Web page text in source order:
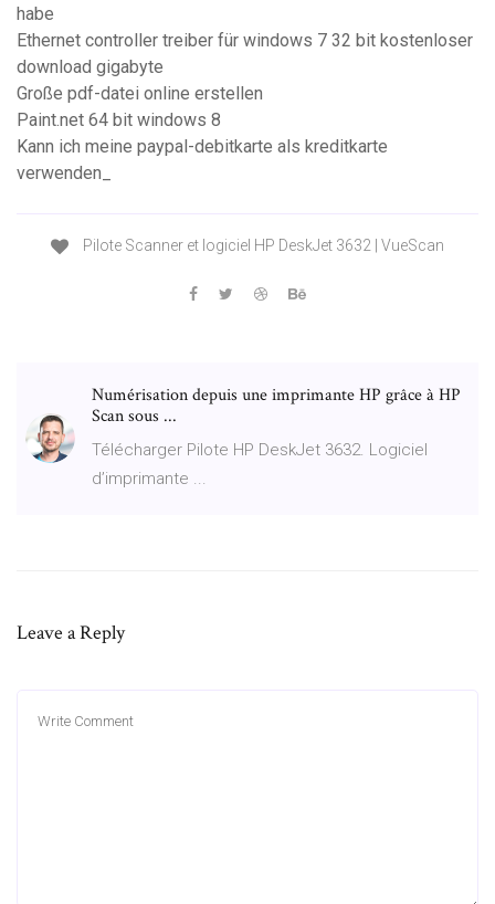
habe
Ethernet controller treiber für windows 7 32 bit kostenloser
download gigabyte
Große pdf-datei online erstellen
Paint.net 64 bit windows 8
Kann ich meine paypal-debitkarte als kreditkarte
verwenden_
Pilote Scanner et logiciel HP DeskJet 3632 | VueScan
Numérisation depuis une imprimante HP grâce à HP
Scan sous ...
Télécharger Pilote HP DeskJet 3632. Logiciel
d’imprimante ...
Leave a Reply